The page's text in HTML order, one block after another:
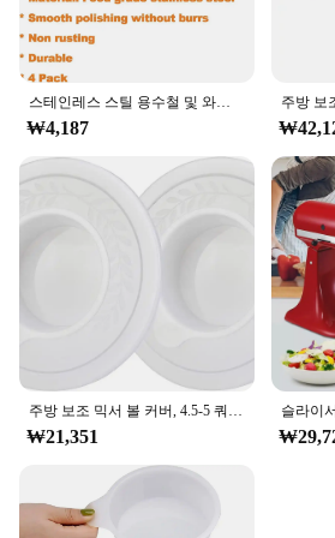
스테인레스 스틸 용수철 및 와셔, 주방 보조 스탠드 믹서, 3.5, 4, 5, 6, 7, 8Qt 에 적합, 주방 보조 믹서 액세서리, 2024 신제품, 4 팩
₩4,187
주방 보조 믹서 볼 커버, 4.5-5 쿼트 틸트 헤드 스탠드, 믹서 볼 커버 뚜껑 2 개, 방진 발효 캡 2 개, 2 팩
₩21,351